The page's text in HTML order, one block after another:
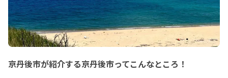
京丹後市が紹介する京丹後市ってこんなところ！